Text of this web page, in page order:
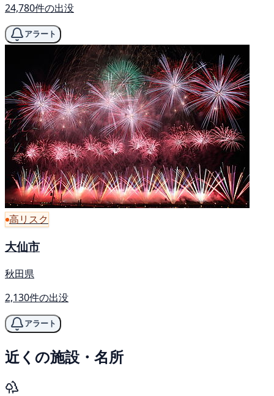
24,780件の出没
アラート
高リスク
大仙市
秋田県
2,130件の出没
アラート
近くの施設・名所